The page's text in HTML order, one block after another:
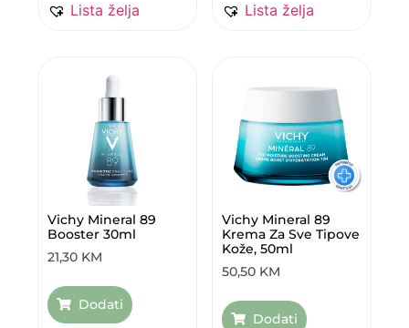
Lista želja Lista želja
Vichy Mineral 89
Booster 30ml
21,30 KM
Dodati
Vichy Mineral 89
Krema Za Sve Tipove
Kože, 50ml
50,50 KM
Dodati